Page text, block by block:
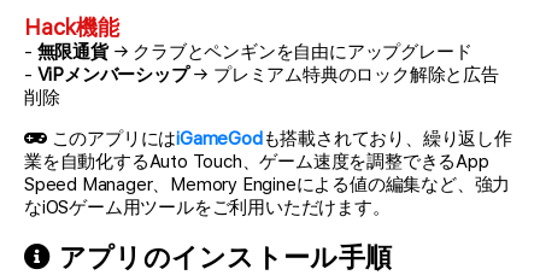
Hack機能
- 無限通貨→ クラブとペンギンを自由にアップグレード
- ViPメンバーシップ→ プレミアム特典のロック解除と広告
削除
このアプリにはiGameGodも搭載されており、繰り返し作
業を自動化するAuto Touch、ゲーム速度を調整できるApp
Speed Manager、Memory Engineによる値の編集など、強力
なiOSゲーム用ツールをご利用いただけます。
アプリのインストール手順